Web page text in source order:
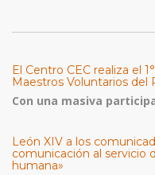
El Centro CEC realiza el
Maestros Voluntarios del
Con una masiva
León XIV a los
comunicación al servicio
humana»